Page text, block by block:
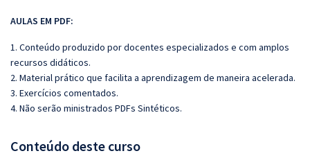
AULAS EM PDF:
1. Conteúdo produzido por docentes especializados e com amplos
recursos didáticos.
2. Material prático que facilita a aprendizagem de maneira acelerada.
3. Exercícios comentados.
4. Não serão ministrados PDFs Sintéticos.
Conteúdo deste curso